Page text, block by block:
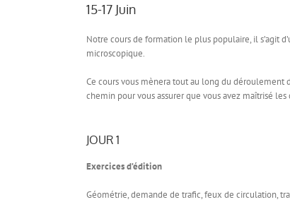
15-17 Juin
Notre cours de formation le plus populaire, il s’agit
microscopique.
Ce cours vous mènera tout au long du déroulement
chemin pour vous assurer que vous avez maîtrisé
JOUR 1
Exercices d’édition
Géométrie, demande de trafic, feux de circulation,